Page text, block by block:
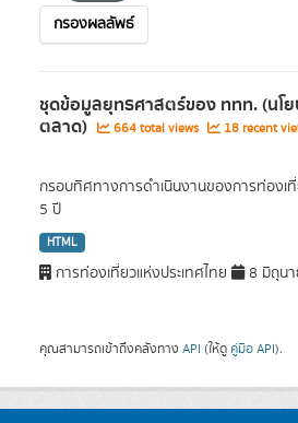
กรองผลลัพธ์
ชุดข้อมูลยุทธศาสตร์ของ ททท. (นโย
ตลาด) 664 total views 18 recent
กรอบทิศทางการดำเนินงานของการท่องเที่
5 ปี
HTML
การท่องเที่ยวแห่งประเทศไทย 8 มิถุน
คุณสามารถเข้าถึงคลังทาง API (ให้ดู คู่มือ API).